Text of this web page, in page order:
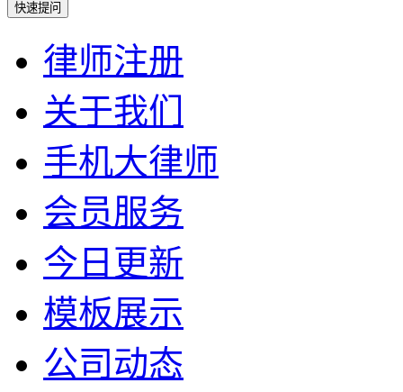
律师注册
关于我们
手机大律师
会员服务
今日更新
模板展示
公司动态